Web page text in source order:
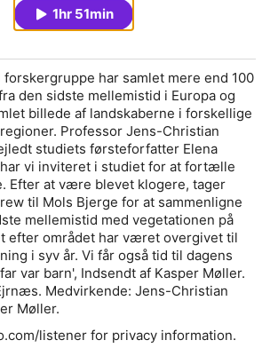
1hr 51min
forskergruppe har samlet mere end 100
den sidste mellemistid i Europa og
billede af landskaberne i forskellige
Professor Jens-Christian
studiets førsteforfatter Elena
har vi inviteret i studiet for at fortælle
Efter at være blevet klogere, tager
til Mols Bjerge for at sammenligne
mellemistid med vegetationen på
efter området har været overgivet til
i syv år. Vi får også tid til dagens
var barn', Indsendt af Kasper Møller.
Medvirkende: Jens-Christian
Møller.
listener for privacy information.